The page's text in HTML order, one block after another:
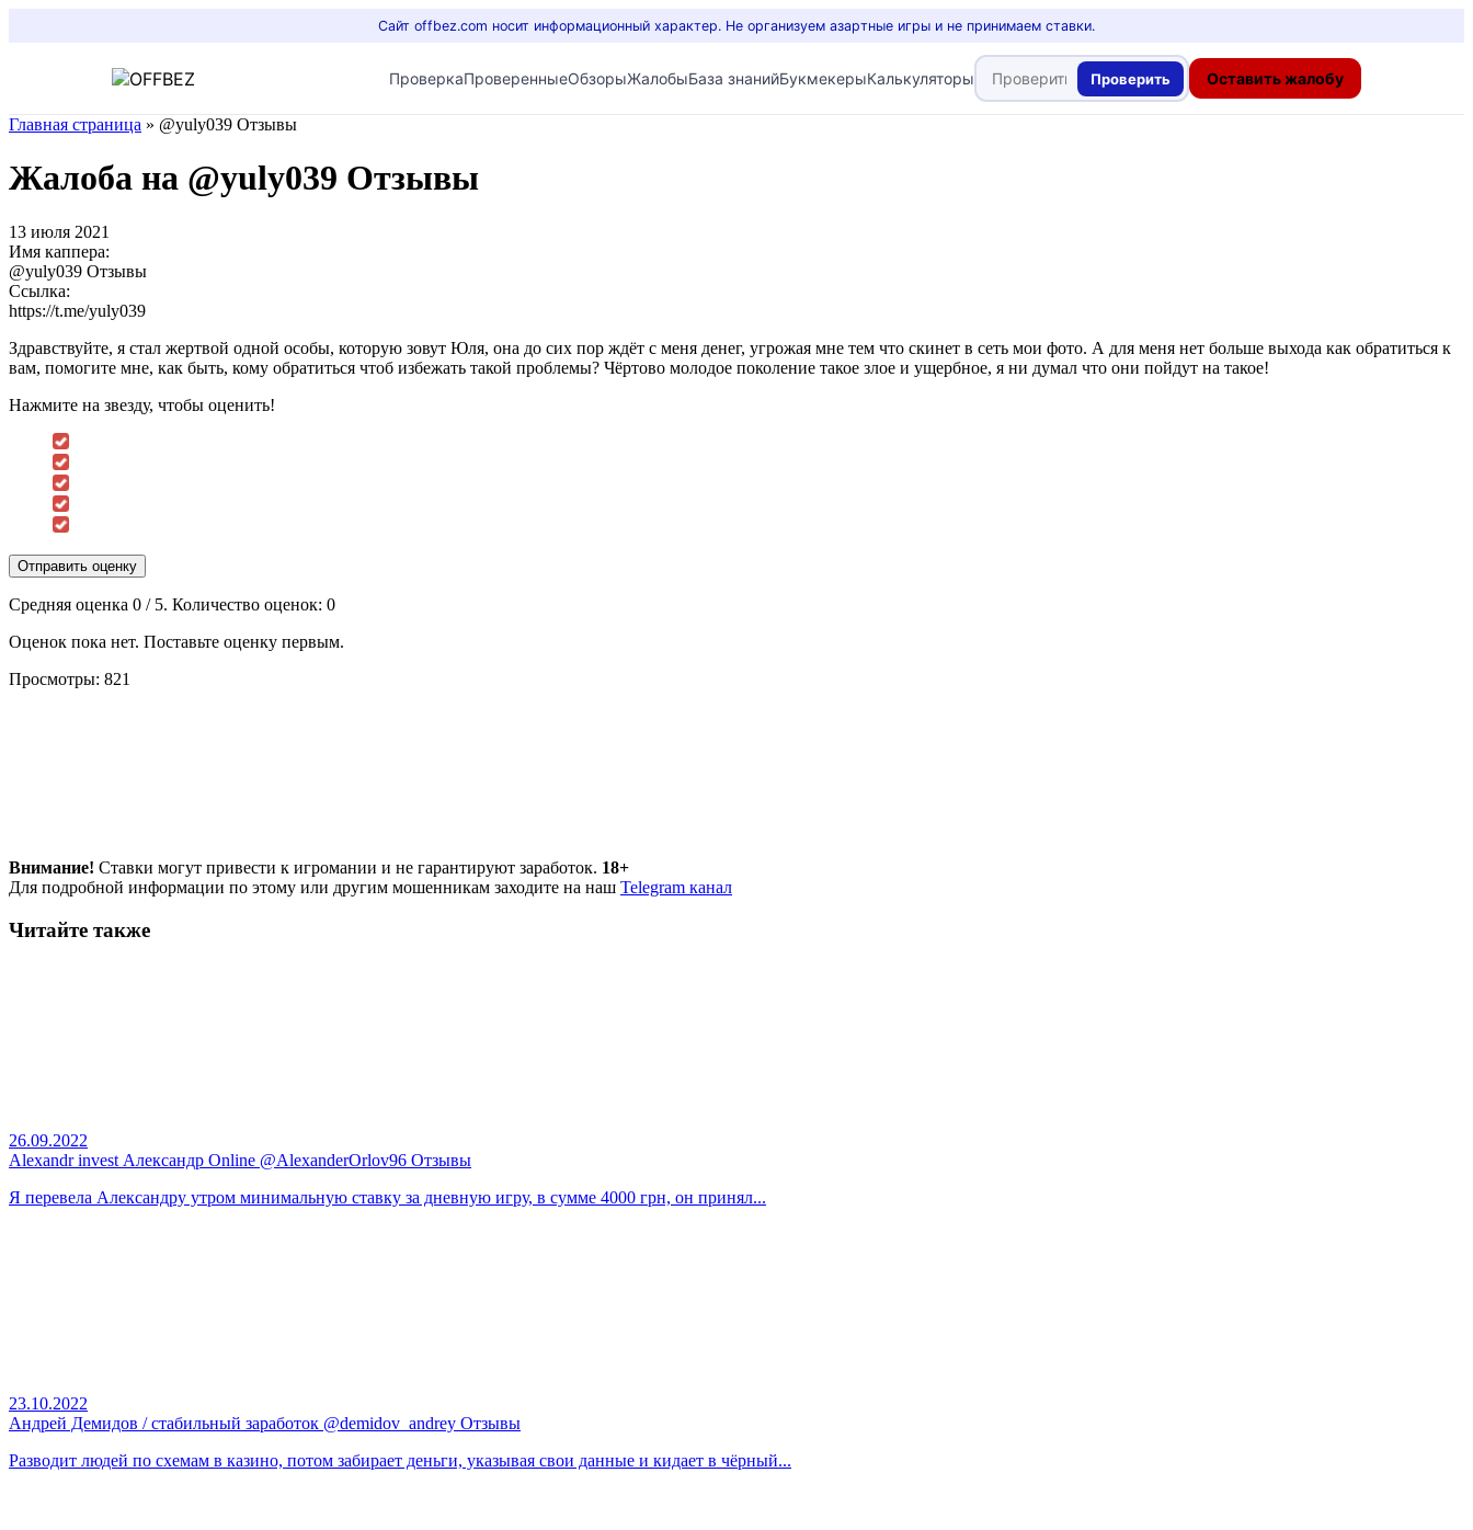
Сайт offbez.com носит информационный характер. Не организуем азартные игры и не принимаем ставки.
ПроверкаПроверенныеОбзорыЖалобыБаза знанийБукмекерыКалькуляторы Проверить Оставить жалобу
Главная страница » @yuly039 Отзывы
Жалоба на @yuly039 Отзывы
13 июля 2021
Имя каппера:
@yuly039 Отзывы
Ссылка:
https://t.me/yuly039
Здравствуйте, я стал жертвой одной особы, которую зовут Юля, она до сих пор ждёт с меня денег, угрожая мне тем что скинет в сеть мои фото. А для меня нет больше выхода как обратиться к
вам, помогите мне, как быть, кому обратиться чтоб избежать такой проблемы? Чёртово молодое поколение такое злое и ущербное, я ни думал что они пойдут на такое!
Нажмите на звезду, чтобы оценить!
Отправить оценку
Средняя оценка 0 / 5. Количество оценок: 0
Оценок пока нет. Поставьте оценку первым.
Просмотры: 821
Внимание! Ставки могут привести к игромании и не гарантируют заработок. 18+
Для подробной информации по этому или другим мошенникам заходите на наш Telegram канал
Читайте также
26.09.2022
Alexandr invest Александр Online @AlexanderOrlov96 Отзывы
Я перевела Александру утром минимальную ставку за дневную игру, в сумме 4000 грн, он принял...
23.10.2022
Андрей Демидов / стабильный заработок @demidov_andrey Отзывы
Разводит людей по схемам в казино, потом забирает деньги, указывая свои данные и кидает в чёрный...